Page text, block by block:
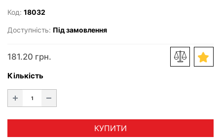
Код: 18032
Доступність: Під замовлення
181.20 грн.
Кількість
КУПИТИ